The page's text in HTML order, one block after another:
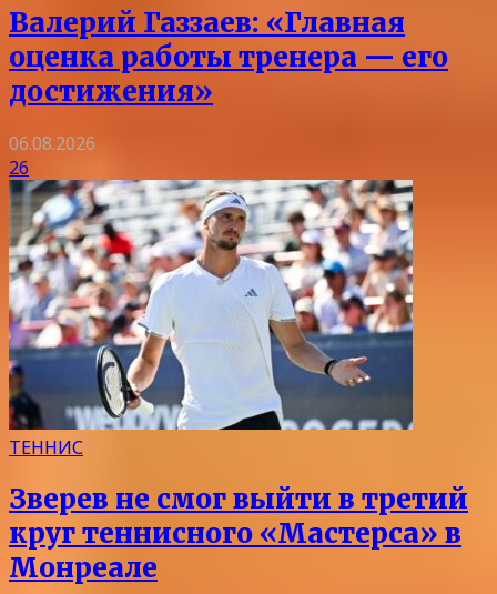
Валерий Газзаев: «Главная
оценка работы тренера — его
достижения»
06.08.2026
26
ТЕННИС
Зверев не смог выйти в третий
круг теннисного «Мастерса» в
Монреале